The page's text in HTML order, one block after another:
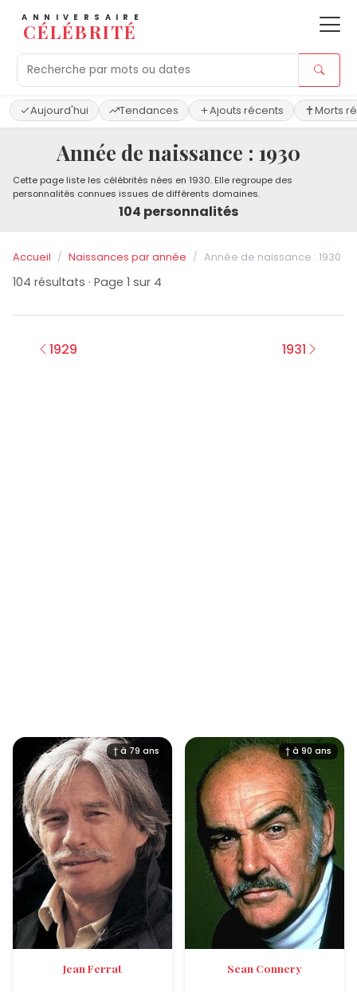
ANNIVERSAIRE
CÉLÉBRITÉ
Aujourd'hui Tendances Ajouts récents Morts
Année de naissance : 1930
Cette page liste les célébrités nées en 1930. Elle regroupe des
personnalités connues issues de différents domaines.
104 personnalités
Accueil Naissances par année Année de naissance : 1930
104 résultats · Page 1 sur 4
1929 1931
† à 79 ans
Jean Ferrat
† à 90 ans
Sean Connery